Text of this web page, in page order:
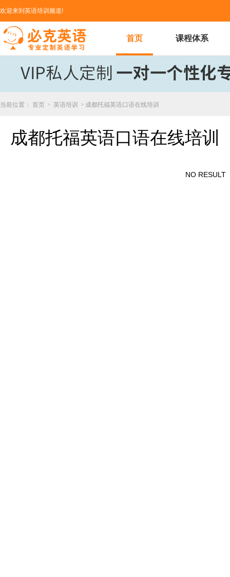
欢迎来到英语培训频道!
首页 课程体系
当前位置： 首页 > 英语培训 > 成都托福英语口语在线培训
成都托福英语口语在线培训
NO RESULT